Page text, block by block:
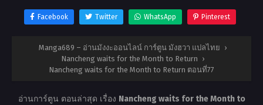
Facebook Twitter WhatsApp Pinterest
Manga689 – อ่านมังงะออนไลน์ การ์ตูน มังฮวา แปลไทย ›
Nancheng waits for the Month to Return ›
Nancheng waits for the Month to Return ตอนที่77
อ่านการ์ตูน ตอนล่าสุด เรื่อง Nancheng waits for the Month to